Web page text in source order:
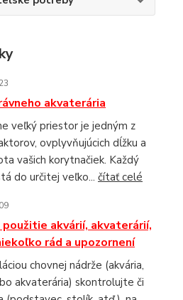
akvaterária
veľký priestor je jedným z
ovplyvňujúcich dĺžku a
vašich korytnačiek. Každý
do určitej veľko... čítať celé
použitie akvárií, akvaterárií,
rád a upozornení
chovnej nádrže (akvária,
akvaterária) skontrolujte či